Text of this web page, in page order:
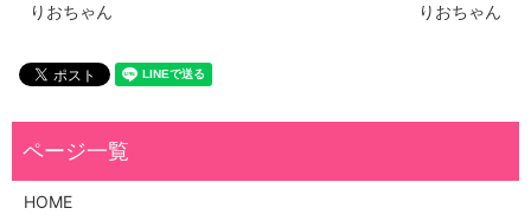
りおちゃん りおちゃん
HOME